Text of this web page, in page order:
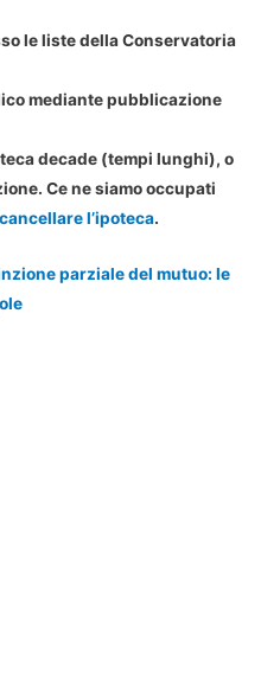
le liste della Conservatoria
mediante pubblicazione
decade (tempi lunghi), o
Ce ne siamo occupati
cancellare l’ipoteca.
parziale del mutuo: le